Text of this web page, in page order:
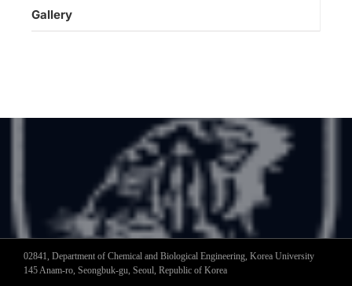
Gallery
02841, Department of Chemical and Biological Engineering, Korea University
145 Anam-ro, Seongbuk-gu, Seoul, Republic of Korea